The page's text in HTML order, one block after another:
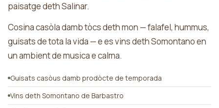
paisatge deth Salinar.
Cosina casòla damb tòcs deth mon — falafel, hummus,
guisats de tota la vida — e es vins deth Somontano en
un ambient de musica e calma.
Guisats casòus damb prodòcte de temporada
Vins deth Somontano de Barbastro